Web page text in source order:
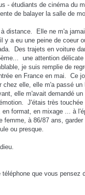
- étudiants de cinéma du
de balayer la salle de
distance.
Elle ne m'a
y a eu une peine de coeur
Des trajets en voiture
une attention
je suis remplie de
en France en mai.
Ce
elle, elle m'a passé
elle m'avait demandé
J'étais très
format, en mixage ... à
à 86/87 ans,
ou presque.
que vous pensez